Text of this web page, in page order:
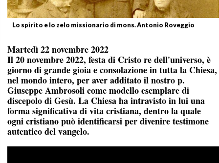
Lo spirito e lo zelo missionario di mons. Antonio Roveggio
Martedì 22 novembre 2022
Il 20 novembre 2022, festa di Cristo re dell'universo, è
giorno di grande gioia e consolazione in tutta la Chiesa,
nel mondo intero, per aver additato il nostro p.
Giuseppe Ambrosoli come modello esemplare di
discepolo di Gesù. La Chiesa ha intravisto in lui una
forma significativa di vita cristiana, dentro la quale
ogni cristiano può identificarsi per divenire testimone
autentico del vangelo.